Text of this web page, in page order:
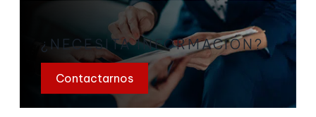
¿NECESITA INFORMACIÓN?
Contactarnos